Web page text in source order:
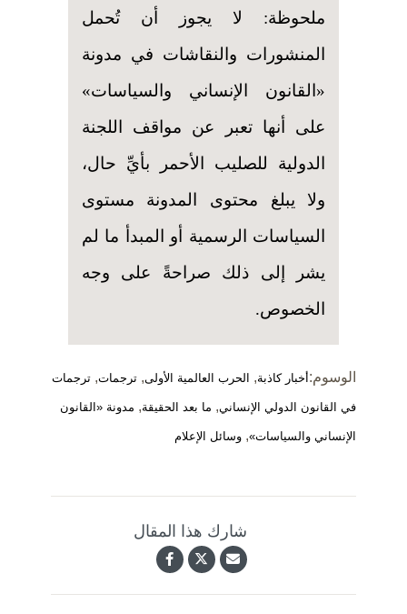
ملحوظة: لا يجوز أن تُحمل
المنشورات والنقاشات في مدونة
«القانون الإنساني والسياسات»
على أنها تعبر عن مواقف اللجنة
الدولية للصليب الأحمر بأيِّ حال،
ولا يبلغ محتوى المدونة مستوى
السياسات الرسمية أو المبدأ ما لم
يشر إلى ذلك صراحةً على وجه
الخصوص.
الوسوم:أخبار كاذبة, الحرب العالمية الأولى, ترجمات, ترجمات
في القانون الدولي الإنساني, ما بعد الحقيقة, مدونة «القانون
الإنساني والسياسات», وسائل الإعلام
شارك هذا المقال